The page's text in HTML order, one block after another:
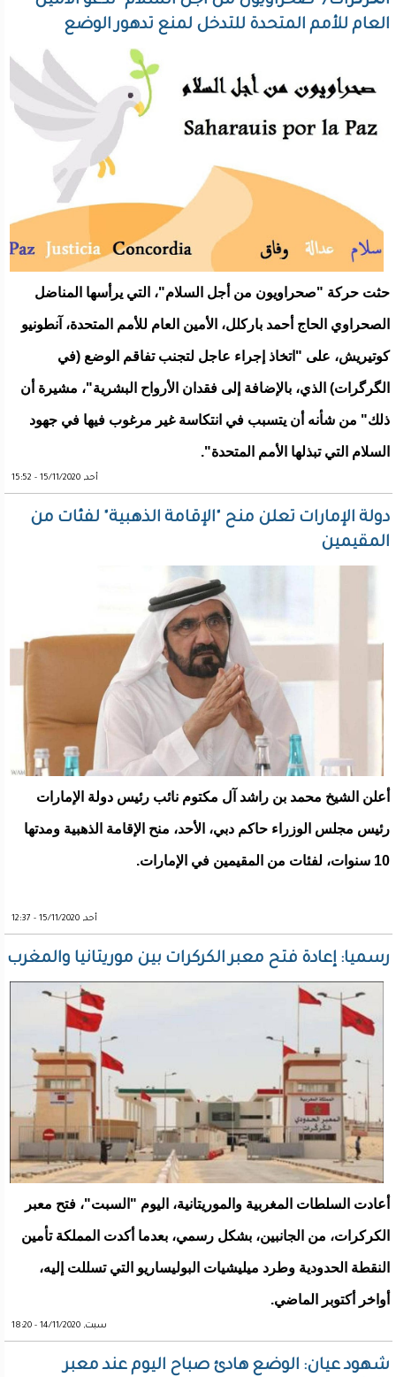
العام للأمم المتحدة للتدخل لمنع تدهور الوضع
حثت حركة "صحراويون من أجل السلام"، التي يرأسها المناضل
الصحراوي الحاج أحمد باركلل، الأمين العام للأمم المتحدة، آنطونيو
كوتيريش، على "اتخاذ إجراء عاجل لتجنب تفاقم الوضع (في
الگرگرات) الذي، بالإضافة إلى فقدان الأرواح البشرية"، مشيرة أن
ذلك" من شأنه أن يتسبب في انتكاسة غير مرغوب فيها في جهود
السلام التي تبذلها الأمم المتحدة".
أحد, 15/11/2020 - 15:52
دولة الإمارات تعلن منح "الإقامة الذهبية" لفئات من
المقيمين
أعلن الشيخ محمد بن راشد آل مكتوم نائب رئيس دولة الإمارات
رئيس مجلس الوزراء حاكم دبي، الأحد، منح الإقامة الذهبية ومدتها
10 سنوات، لفئات من المقيمين في الإمارات.
أحد, 15/11/2020 - 12:37
رسميا: إعادة فتح معبر الكركرات بين موريتانيا والمغرب
أعادت السلطات المغربية والموريتانية، اليوم "السبت"، فتح معبر
الكركرات، من الجانبين، بشكل رسمي، بعدما أكدت المملكة تأمين
النقطة الحدودية وطرد ميليشيات البوليساريو التي تسللت إليه،
أواخر أكتوبر الماضي.
سبت, 14/11/2020 - 18:20
شهود عيان: الوضع هادئ صباح اليوم عند معبر